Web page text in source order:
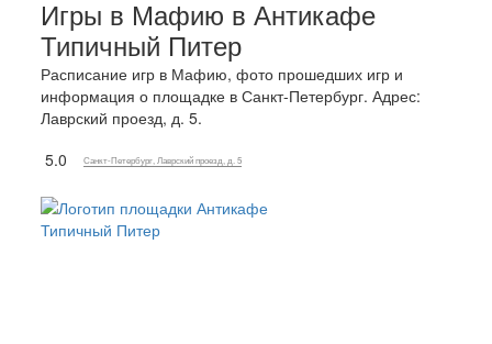
Игры в Мафию в Антикафе
Типичный Питер
Расписание игр в Мафию, фото прошедших игр и
информация о площадке в Санкт-Петербург. Адрес:
Лаврский проезд, д. 5.
5.0
Санкт-Петербург, Лаврский проезд, д. 5